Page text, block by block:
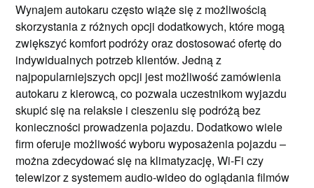
Wynajem autokaru często wiąże się z możliwością
skorzystania z różnych opcji dodatkowych, które mogą
zwiększyć komfort podróży oraz dostosować ofertę do
indywidualnych potrzeb klientów. Jedną z
najpopularniejszych opcji jest możliwość zamówienia
autokaru z kierowcą, co pozwala uczestnikom wyjazdu
skupić się na relaksie i cieszeniu się podróżą bez
konieczności prowadzenia pojazdu. Dodatkowo wiele
firm oferuje możliwość wyboru wyposażenia pojazdu –
można zdecydować się na klimatyzację, Wi-Fi czy
telewizor z systemem audio-wideo do oglądania filmów